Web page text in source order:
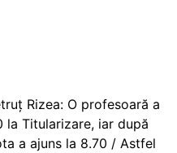
Rizea: O profesoară a
la Titularizare, iar după
a ajuns la 8.70 / Astfel